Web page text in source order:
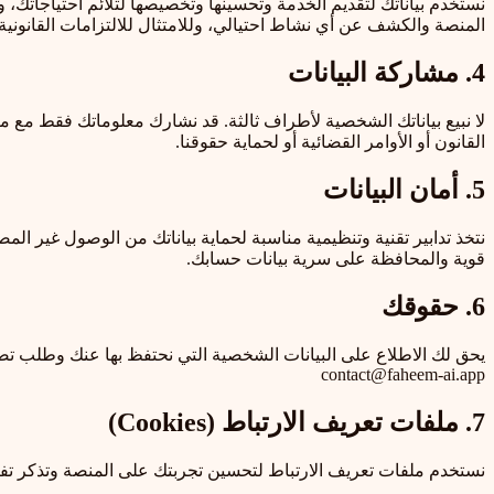
نستخدم بياناتك لتقديم الخدمة وتحسينها وتخصيصها لتلائم
المنصة والكشف عن أي نشاط احتيالي، وللامتثال للالتزامات
4. مشاركة البيانات
لا نبيع بياناتك الشخصية لأطراف ثالثة. قد نشارك معلوماتك
القانون أو الأوامر القضائية أو لحماية حقوقنا.
5. أمان البيانات
نتخذ تدابير تقنية وتنظيمية مناسبة لحماية بياناتك من الوصول
قوية والمحافظة على سرية بيانات حسابك.
6. حقوقك
يحق لك الاطلاع على البيانات الشخصية التي نحتفظ بها عنك وطلب
contact@faheem-ai.app
7. ملفات تعريف الارتباط (Cookies)
نستخدم ملفات تعريف الارتباط لتحسين تجربتك على المنصة